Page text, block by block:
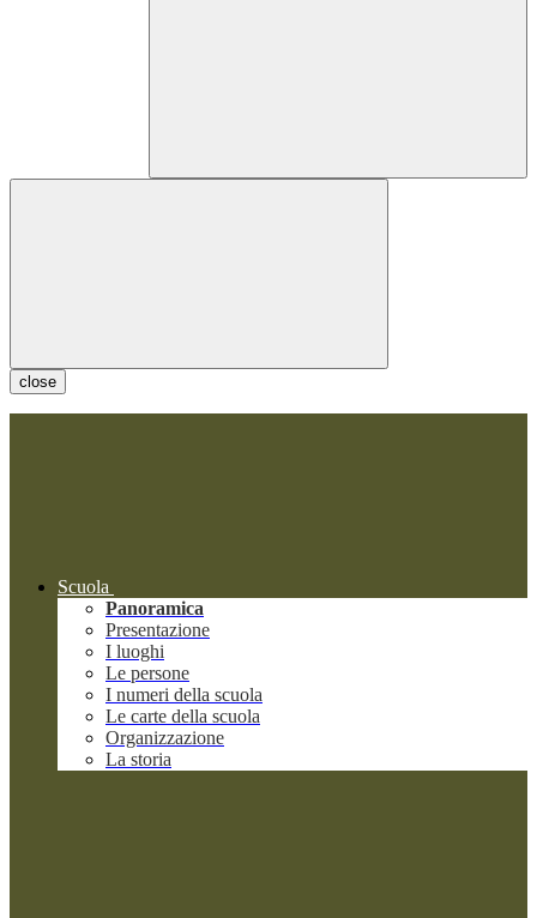
close
Scuola
Panoramica
Presentazione
I luoghi
Le persone
I numeri della scuola
Le carte della scuola
Organizzazione
La storia